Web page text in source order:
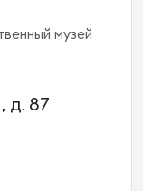
музей
д. 87